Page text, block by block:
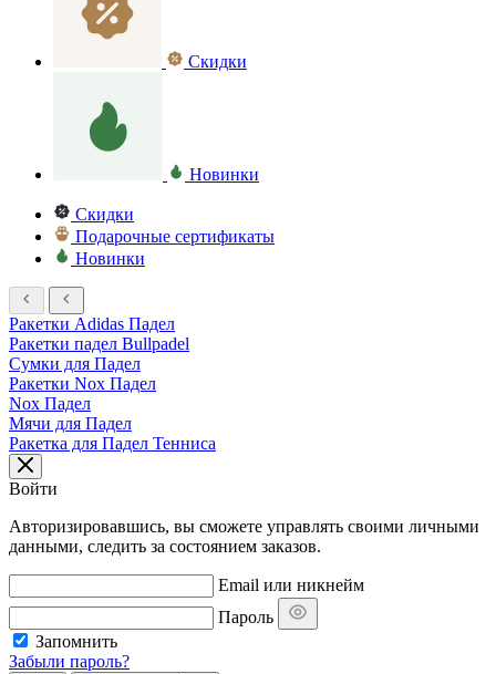
Скидки
Новинки
Скидки
Подарочные сертификаты
Новинки
Ракетки Adidas Падел
Ракетки падел Bullpadel
Сумки для Падел
Ракетки Nox Падел
Nox Падел
Мячи для Падел
Ракетка для Падел Тенниса
Войти
Авторизировавшись, вы сможете управлять своими личными
данными, следить за состоянием заказов.
Email или никнейм
Пароль
Запомнить
Забыли пароль?